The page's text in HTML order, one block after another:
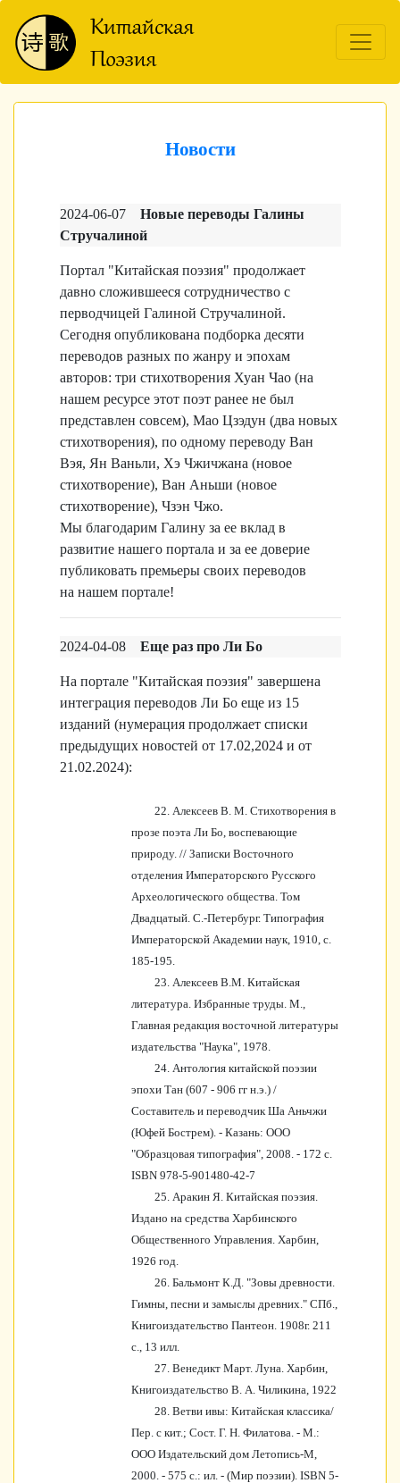
Новости
2024-06-07
Новые переводы Галины
Стручалиной
Портал "Китайская поэзия" продолжает
давно сложившееся сотрудничество с
перводчицей Галиной Стручалиной.
Сегодня опубликована подборка десяти
переводов разных по жанру и эпохам
авторов: три стихотворения Хуан Чао (на
нашем ресурсе этот поэт ранее не был
представлен совсем), Мао Цзэдун (два новых
стихотворения), по одному переводу Ван
Вэя, Ян Ваньли, Хэ Чжичжана (новое
стихотворение), Ван Аньши (новое
стихотворение), Чзэн Чжо.
Мы благодарим Галину за ее вклад в
развитие нашего портала и за ее доверие
публиковать премьеры своих переводов
на нашем портале!
2024-04-08 Еще раз про Ли Бо
На портале "Китайская поэзия" завершена
интеграция переводов Ли Бо еще из 15
изданий (нумерация продолжает списки
предыдущих новостей от 17.02,2024 и от
21.02.2024):
22. Алексеев В. М. Стихотворения в
прозе поэта Ли Бо, воспевающие
природу. // Записки Восточного
отделения Императорского Русского
Археологического общества. Том
Двадцатый. С.-Петербург. Типография
Императорской Академии наук, 1910, с.
185-195.
23. Алексеев В.М. Китайская
литература. Избранные труды. М.,
Главная редакция восточной литературы
издательства "Наука", 1978.
24. Антология китайской поэзии
эпохи Тан (607 - 906 гг н.э.) /
Составитель и переводчик Ша Аньчжи
(Юфей Бострем). - Казань: ООО
"Образцовая типография", 2008. - 172 с.
ISBN 978-5-901480-42-7
25.Аракин Я. Китайская поэзия.
Издано на средства Харбинского
Общественного Управления. Харбин,
1926 год.
26. Бальмонт К.Д. "Зовы древности.
Гимны, песни и замыслы древних." СПб.,
Книгоиздательство Пантеон. 1908г. 211
с., 13 илл.
27. Венедикт Март. Луна. Харбин,
Книгоиздательство В. А. Чиликина, 1922
28. Ветви ивы: Китайская классика/
Пер. с кит.; Сост. Г. Н. Филатова. - М.:
ООО Издательский дом Летопись-М,
2000. - 575 с.: ил. - (Мир поэзии). ISBN 5-